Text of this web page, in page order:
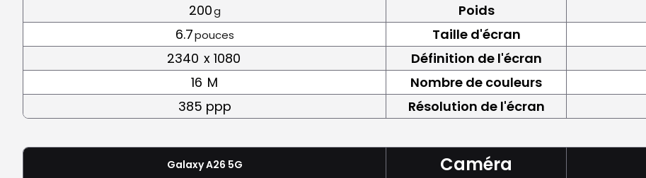
200g Poids
6.7pouces Taille d'écran
2340 x 1080 Définition de l'écran
16 M Nombre de couleurs
385 ppp
Résolution de l'écran
Galaxy A26 5G Caméra